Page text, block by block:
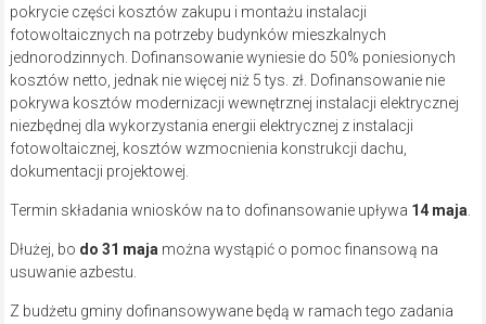
pokrycie części kosztów zakupu i montażu instalacji
fotowoltaicznych na potrzeby budynków mieszkalnych
jednorodzinnych. Dofinansowanie wyniesie do 50% poniesionych
kosztów netto, jednak nie więcej niż 5 tys. zł. Dofinansowanie nie
pokrywa kosztów modernizacji wewnętrznej instalacji elektrycznej
niezbędnej dla wykorzystania energii elektrycznej z instalacji
fotowoltaicznej, kosztów wzmocnienia konstrukcji dachu,
dokumentacji projektowej.
Termin składania wniosków na to dofinansowanie upływa 14 maja
Dłużej, bo do 31 maja można wystąpić o pomoc finansową na
usuwanie azbestu.
Z budżetu gminy dofinansowywane będą w ramach tego zadania